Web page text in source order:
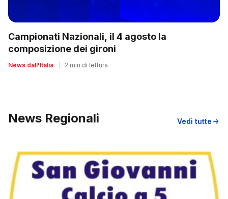
Campionati Nazionali, il 4 agosto la
composizione dei gironi
News dall'Italia 2 min di lettura
News Regionali Vedi tutte